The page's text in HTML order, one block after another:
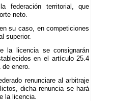
federación territorial, que
neto.
su caso, en competiciones
superior.
la licencia se consignarán
en el artículo 25.4
enero.
renunciare al arbitraje
dicha renuncia se hará
la licencia.